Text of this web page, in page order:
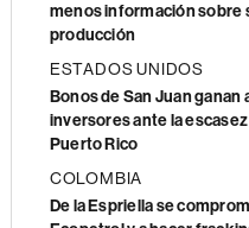
menos información sobre
producción
ESTADOS UNIDOS
Bonos de San Juan
inversores ante la
Puerto Rico
COLOMBIA
De la Espriella se